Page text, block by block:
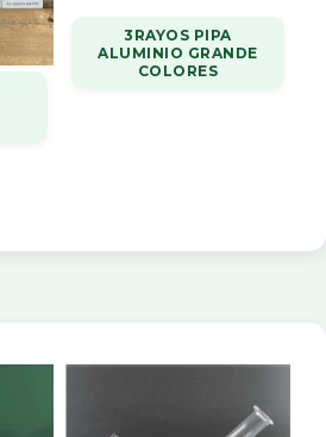
3RAYOS PIPA
ALUMINIO GRANDE
COLORES